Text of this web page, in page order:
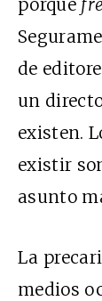
porque
de
un
existen.
existir
asunto
La
medios